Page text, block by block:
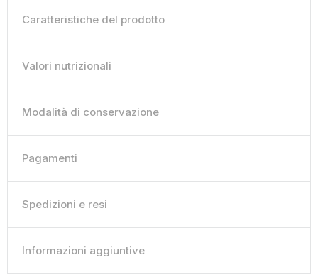
Caratteristiche del prodotto
Valori nutrizionali
Modalità di conservazione
Pagamenti
Spedizioni e resi
Informazioni aggiuntive